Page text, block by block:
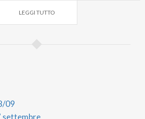
con Andrea Mori, terapeuta
per sentirne profondamente in
LEGGI TUTTO
09
settembre